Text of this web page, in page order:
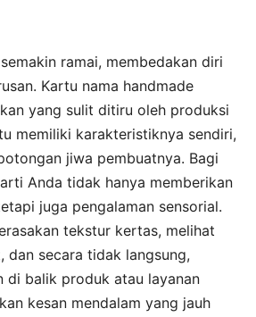
ramai, membedakan diri
Kartu nama handmade
yang sulit ditiru oleh produksi
memiliki karakteristiknya sendiri,
jiwa pembuatnya. Bagi
Anda tidak hanya memberikan
juga pengalaman sensorial.
tekstur kertas, melihat
dan secara tidak langsung,
di balik produk atau layanan
kesan mendalam yang jauh